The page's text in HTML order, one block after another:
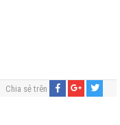
Chia sẻ trên